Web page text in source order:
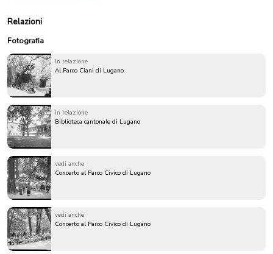
Relazioni
Fotografia
in relazione
Al Parco Ciani di Lugano
in relazione
Biblioteca cantonale di Lugano
vedi anche
Concerto al Parco Civico di Lugano
vedi anche
Concerto al Parco Civico di Lugano